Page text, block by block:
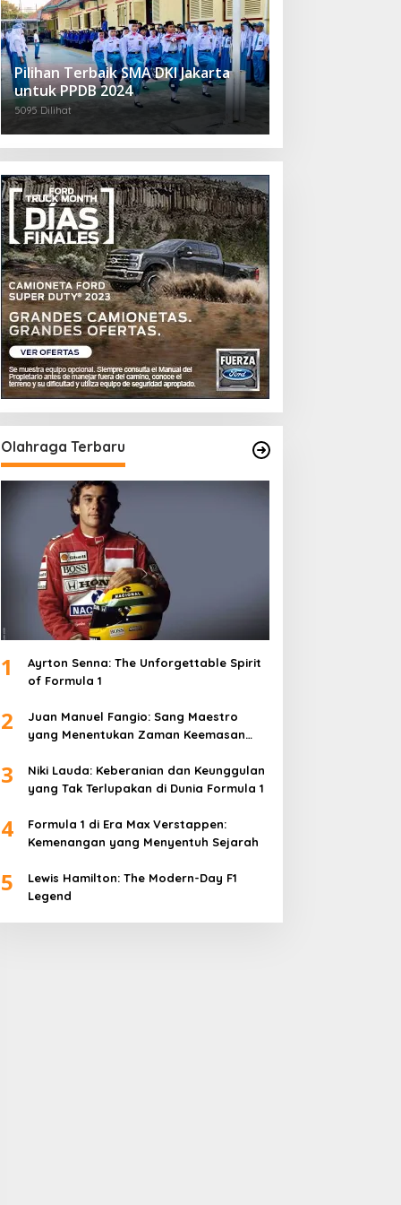
Pilihan Terbaik SMA DKI Jakarta
untuk PPDB 2024
5095 Dilihat
Olahraga Terbaru
1
Ayrton Senna: The Unforgettable Spirit
of Formula 1
2
Juan Manuel Fangio: Sang Maestro
yang Menentukan Zaman Keemasan
3
Niki Lauda: Keberanian dan Keunggulan
yang Tak Terlupakan di Dunia Formula 1
4
Formula 1 di Era Max Verstappen:
Kemenangan yang Menyentuh Sejarah
5
Lewis Hamilton: The Modern-Day F1
Legend